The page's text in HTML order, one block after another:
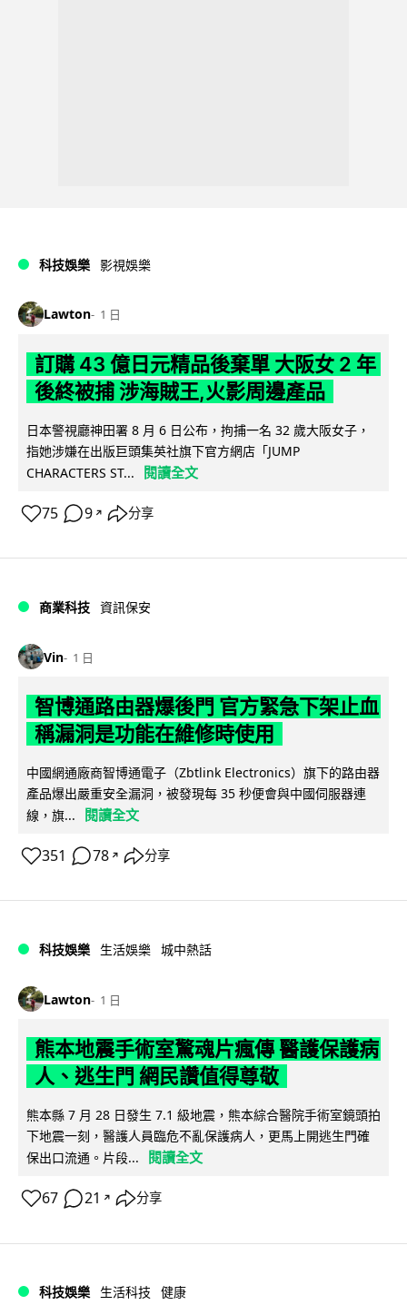
科技娛樂 影視娛樂
Lawton 1 日
訂購 43 億日元精品後棄單 大阪女 2 年
後終被捕 涉海賊王,火影周邊產品
日本警視廳神田署 8 月 6 日公布，拘捕一名 32 歲大阪女子，
指她涉嫌在出版巨頭集英社旗下官方網店「JUMP
CHARACTERS ST...
閱讀全文
75 9 ↗ 分享
商業科技 資訊保安
Vin 1 日
智博通路由器爆後門 官方緊急下架止血
稱漏洞是功能在維修時使用
中國網通廠商智博通電子（Zbtlink Electronics）旗下的路由器
產品爆出嚴重安全漏洞，被發現每 35 秒便會與中國伺服器連
線，旗...
閱讀全文
351 78 ↗ 分享
科技娛樂 生活娛樂 城中熱話
Lawton 1 日
熊本地震手術室驚魂片瘋傳 醫護保護病
人、逃生門 網民讚值得尊敬
熊本縣 7 月 28 日發生 7.1 級地震，熊本綜合醫院手術室鏡頭拍
下地震一刻，醫護人員臨危不亂保護病人，更馬上開逃生門確
保出口流通。片段...
閱讀全文
67 21 ↗ 分享
科技娛樂 生活科技 健康